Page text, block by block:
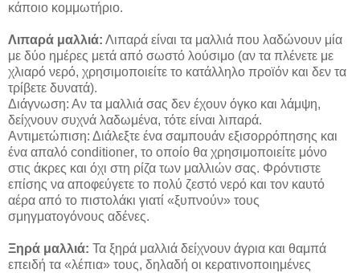
κάποιο κομμωτήριο.
Λιπαρά μαλλιά: Λιπαρά είναι τα μαλλιά που λαδώνουν μία
με δύο ημέρες μετά από σωστό λούσιμο (αν τα πλένετε με
χλιαρό νερό, χρησιμοποιείτε το κατάλληλο προϊόν και δεν τα
τρίβετε δυνατά).
Διάγνωση: Αν τα μαλλιά σας δεν έχουν όγκο και λάμψη,
δείχνουν συχνά λαδωμένα, τότε είναι λιπαρά.
Αντιμετώπιση: Διάλεξτε ένα σαμπουάν εξισορρόπησης και
ένα απαλό conditioner, το οποίο θα χρησιμοποιείτε μόνο
στις άκρες και όχι στη ρίζα των μαλλιών σας. Φρόντιστε
επίσης να αποφεύγετε το πολύ ζεστό νερό και τον καυτό
αέρα από το πιστολάκι γιατί «ξυπνούν» τους
σμηγματογόνους αδένες.
Ξηρά μαλλιά: Τα ξηρά μαλλιά δείχνουν άγρια και θαμπά
επειδή τα «λέπια» τους, δηλαδή οι κερατινοποιημένες